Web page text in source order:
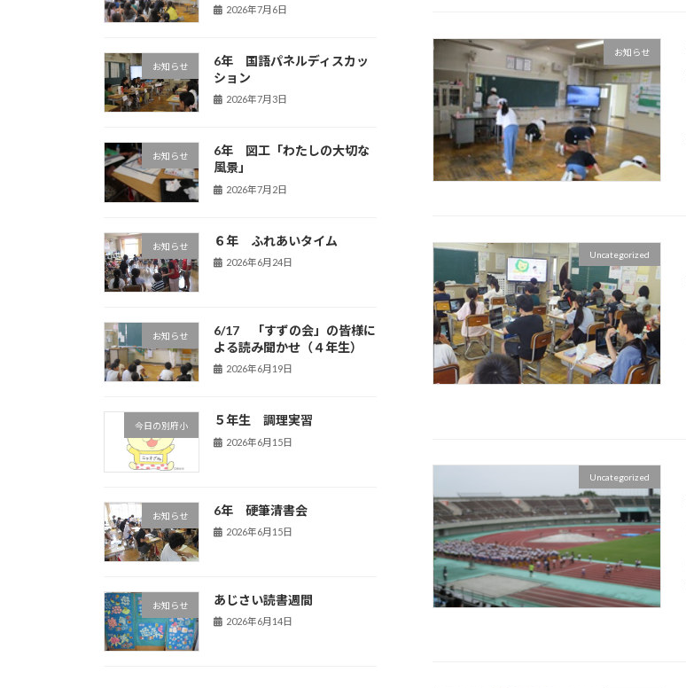
お知らせ
Uncategorized
Uncategorized
2026年7月6日
お知らせ
6年 国語パネルディスカッ
ション
2026年7月3日
お知らせ
6年 図工「わたしの大切な
風景」
2026年7月2日
お知らせ ６年 ふれあいタイム
2026年6月24日
お知らせ
6/17 「すずの会」の皆様に
よる読み聞かせ（４年生）
2026年6月19日
今日の別府小 ５年生 調理実習
2026年6月15日
お知らせ 6年 硬筆清書会
2026年6月15日
お知らせ あじさい読書週間
2026年6月14日